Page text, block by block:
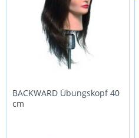
BACKWARD Übungskopf 40
cm